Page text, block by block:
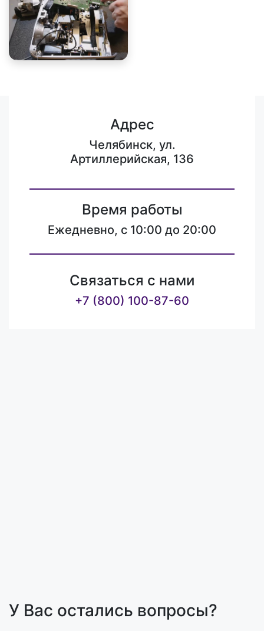
Адрес
Челябинск, ул.
Артиллерийская, 136
Время работы
Ежедневно, с 10:00 до 20:00
Связаться с нами
+7 (800) 100-87-60
У Вас остались вопросы?